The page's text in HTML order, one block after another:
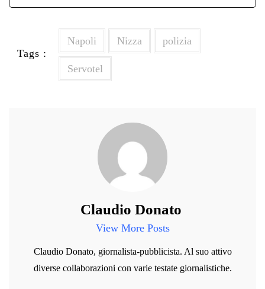
Tags :
Napoli Nizza polizia
Servotel
Claudio Donato
View More Posts
Claudio Donato, giornalista-pubblicista. Al suo attivo
diverse collaborazioni con varie testate giornalistiche.